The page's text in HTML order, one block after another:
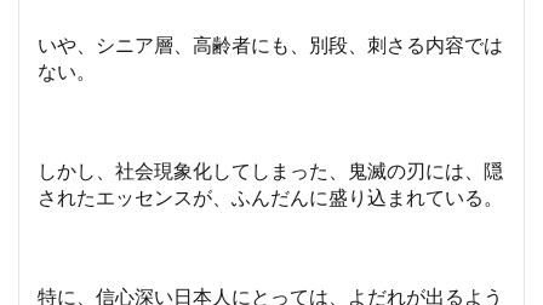
いや、シニア層、高齢者にも、別段、刺さる内容では
ない。
しかし、社会現象化してしまった、鬼滅の刃には、隠
されたエッセンスが、ふんだんに盛り込まれている。
特に、信心深い日本人にとっては、よだれが出るよう